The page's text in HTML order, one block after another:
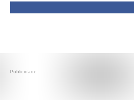
Publicidade